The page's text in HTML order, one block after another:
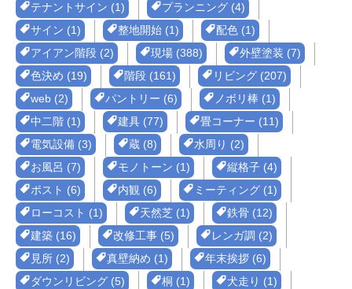
テナントサイン (1)
プランニング (4)
サイン (1)
整地開始 (1)
配色 (1)
アイアン階段 (2)
現場 (388)
外壁塗装 (7)
色決め (19)
階段 (161)
リビング (207)
web (2)
パントリー (6)
ノボリ棒 (1)
中二階 (1)
建具 (77)
畳コーナー (11)
電気設備 (3)
蔵 (8)
水周り (2)
お風呂 (7)
モノトーン (1)
縦格子 (4)
ポスト (6)
内観 (6)
ミーティング (1)
ローコスト (1)
天然芝 (1)
鉄骨 (12)
建築 (16)
改修工事 (5)
レンガ調 (2)
見所 (2)
真壁納め (1)
年末挨拶 (6)
ダウンリビング (5)
桐 (1)
犬走り (1)